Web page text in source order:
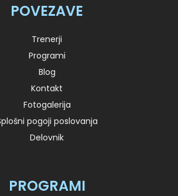
POVEZAVE
Trenerji
Programi
Blog
Kontakt
Fotogalerija
pogoji poslovanja
Delovnik
PROGRAMI